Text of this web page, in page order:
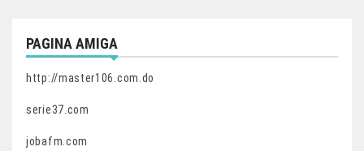
PAGINA AMIGA
http://master106.com.do
serie37.com
jobafm.com